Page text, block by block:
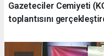
Gazeteciler Cemiyeti
toplantısını